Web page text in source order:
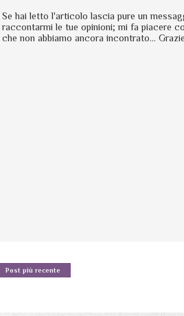
Se hai letto l'articolo lascia pure un
raccontarmi le tue opinioni; mi fa piacere
che non abbiamo ancora incontrato...
Post più recente